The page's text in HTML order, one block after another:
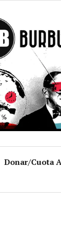
Donar/Cuota